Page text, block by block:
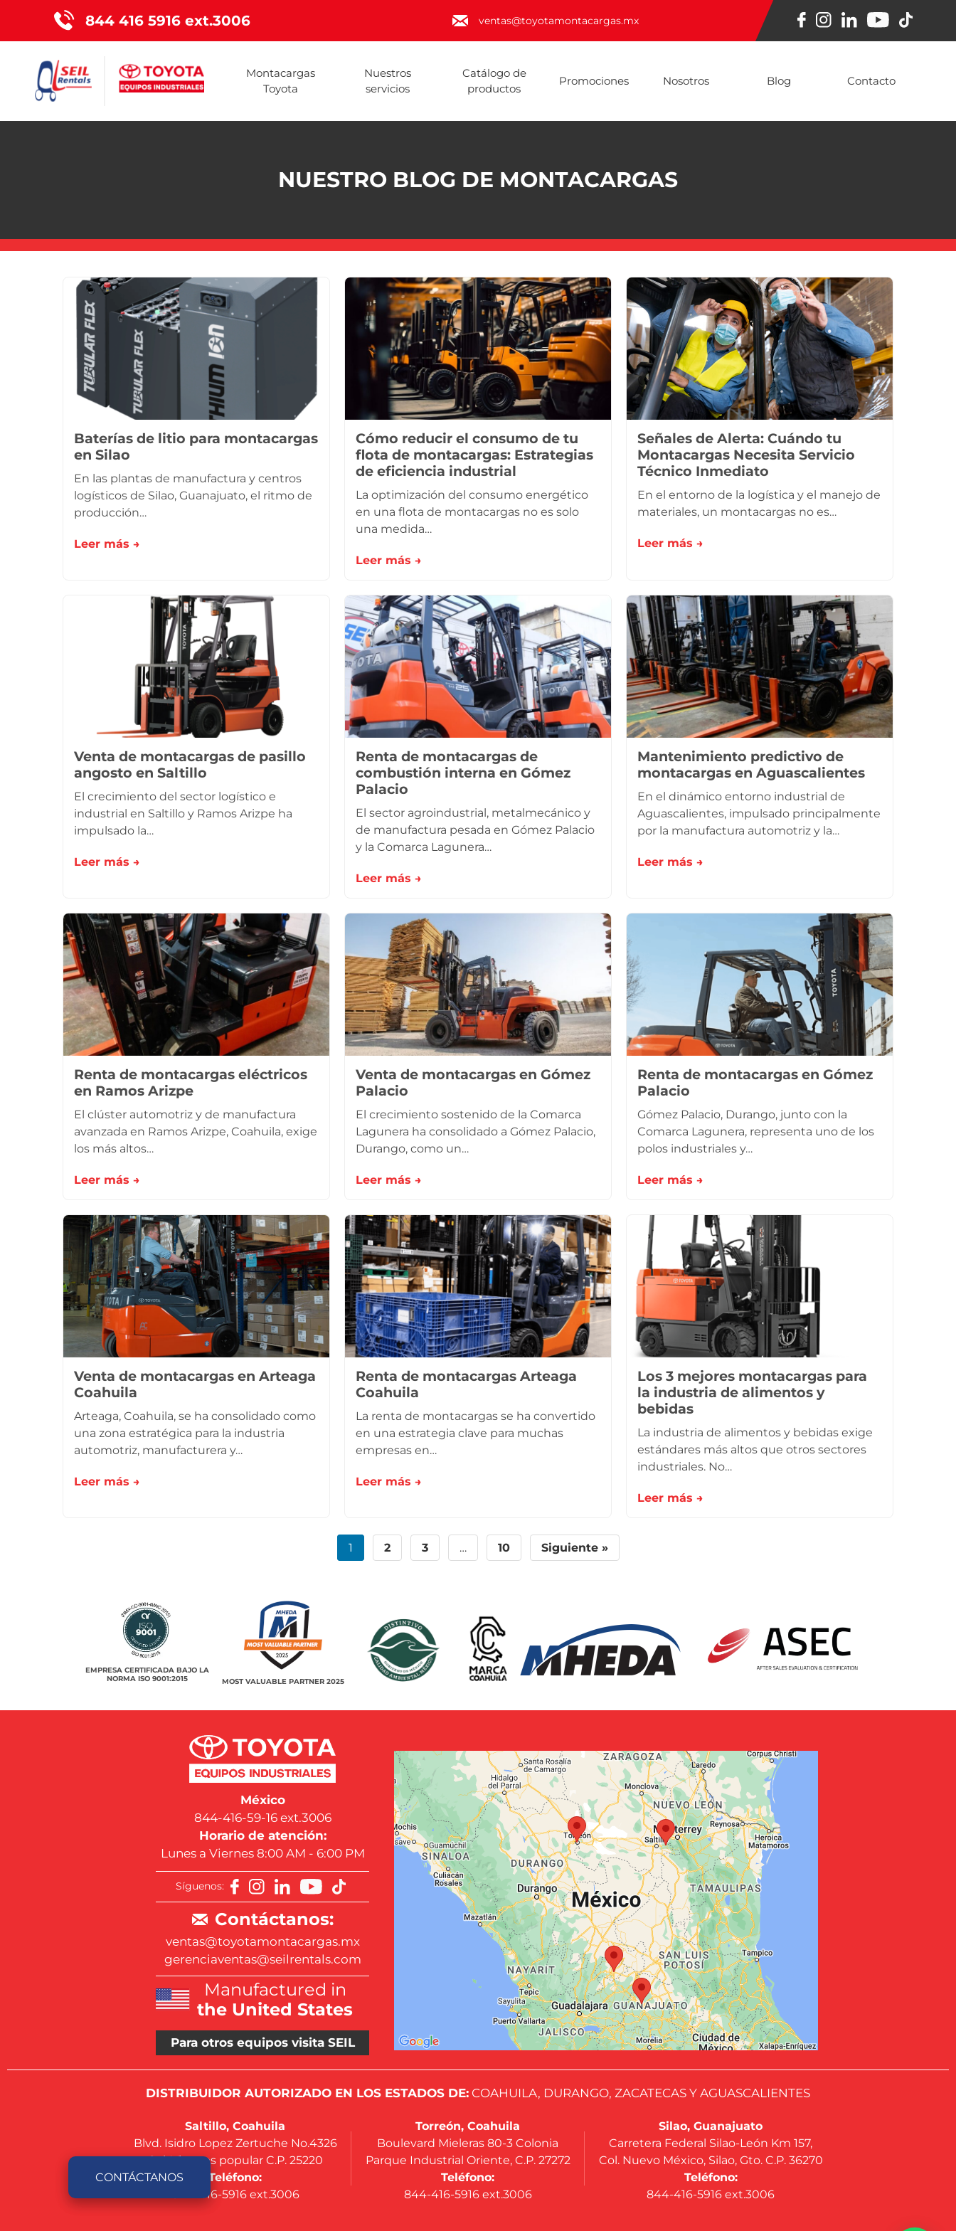
844 416 5916 ext.3006 ventas@toyotamontacargas.mx
Montacargas
Toyota
Nuestros
servicios
Catálogo de
productos
Promociones Nosotros Blog Contacto
NUESTRO BLOG DE MONTACARGAS
Baterías de litio para montacargas
en Silao
En las plantas de manufactura y centros
logísticos de Silao, Guanajuato, el ritmo de
producción…
Leer más →
Cómo reducir el consumo de tu
flota de montacargas: Estrategias
de eficiencia industrial
La optimización del consumo energético
en una flota de montacargas no es solo
una medida…
Leer más →
Señales de Alerta: Cuándo tu
Montacargas Necesita Servicio
Técnico Inmediato
En el entorno de la logística y el manejo de
materiales, un montacargas no es…
Leer más →
Venta de montacargas de pasillo
angosto en Saltillo
El crecimiento del sector logístico e
industrial en Saltillo y Ramos Arizpe ha
impulsado la…
Leer más →
Renta de montacargas de
combustión interna en Gómez
Palacio
El sector agroindustrial, metalmecánico y
de manufactura pesada en Gómez Palacio
y la Comarca Lagunera…
Leer más →
Mantenimiento predictivo de
montacargas en Aguascalientes
En el dinámico entorno industrial de
Aguascalientes, impulsado principalmente
por la manufactura automotriz y la…
Leer más →
Renta de montacargas eléctricos
en Ramos Arizpe
El clúster automotriz y de manufactura
avanzada en Ramos Arizpe, Coahuila, exige
los más altos…
Leer más →
Venta de montacargas en Gómez
Palacio
El crecimiento sostenido de la Comarca
Lagunera ha consolidado a Gómez Palacio,
Durango, como un…
Leer más →
Renta de montacargas en Gómez
Palacio
Gómez Palacio, Durango, junto con la
Comarca Lagunera, representa uno de los
polos industriales y…
Leer más →
Venta de montacargas en Arteaga
Coahuila
Arteaga, Coahuila, se ha consolidado como
una zona estratégica para la industria
automotriz, manufacturera y…
Leer más →
Renta de montacargas Arteaga
Coahuila
La renta de montacargas se ha convertido
en una estrategia clave para muchas
empresas en…
Leer más →
Los 3 mejores montacargas para
la industria de alimentos y
bebidas
La industria de alimentos y bebidas exige
estándares más altos que otros sectores
industriales. No…
Leer más →
1 2 3 … 10 Siguiente »
EMPRESA CERTIFICADA BAJO LA
NORMA ISO 9001:2015
MOST VALUABLE PARTNER 2025
México
844-416-59-16 ext.3006
Horario de atención:
Lunes a Viernes 8:00 AM - 6:00 PM
Síguenos:
Contáctanos:
ventas@toyotamontacargas.mx
gerenciaventas@seilrentals.com
Manufactured in
the United States
Para otros equipos visita SEIL
DISTRIBUIDOR AUTORIZADO EN LOS ESTADOS DE: COAHUILA, DURANGO, ZACATECAS Y AGUASCALIENTES
Saltillo, Coahuila
Blvd. Isidro Lopez Zertuche No.4326
Col. Virreyes popular C.P. 25220
Teléfono:
844-416-5916 ext.3006
Torreón, Coahuila
Boulevard Mieleras 80-3 Colonia
Parque Industrial Oriente, C.P. 27272
Teléfono:
844-416-5916 ext.3006
Silao, Guanajuato
Carretera Federal Silao-León Km 157,
Col. Nuevo México, Silao, Gto. C.P. 36270
Teléfono:
844-416-5916 ext.3006
CONTÁCTANOS